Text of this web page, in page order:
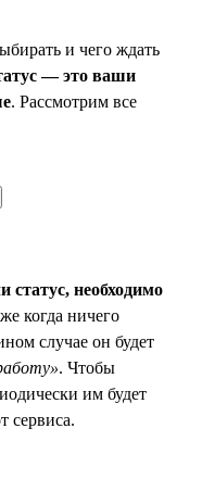
и чего ждать
— это ваши
. Рассмотрим все
статус, необходимо
когда ничего
случае он будет
. Чтобы
им будет
сервиса.